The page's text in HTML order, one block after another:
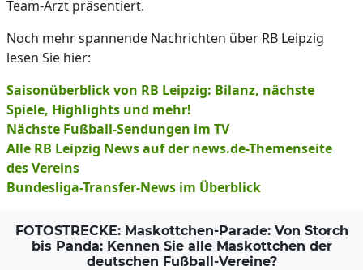
Team-Arzt präsentiert.
Noch mehr spannende Nachrichten über RB Leipzig
lesen Sie hier:
Saisonüberblick von RB Leipzig: Bilanz, nächste
Spiele, Highlights und mehr!
Nächste Fußball-Sendungen im TV
Alle RB Leipzig News auf der news.de-Themenseite
des Vereins
Bundesliga-Transfer-News im Überblick
FOTOSTRECKE: Maskottchen-Parade: Von Storch
bis Panda: Kennen Sie alle Maskottchen der
deutschen Fußball-Vereine?